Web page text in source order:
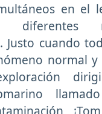
en el
diferentes
Justo cuando
normal